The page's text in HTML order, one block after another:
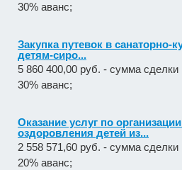
30% аванс;
Закупка путевок в санаторно-
детям-сиро...
5 860 400,00 руб. - сумма сделки
30% аванс;
Оказание услуг по
оздоровления детей из...
2 558 571,60 руб. - сумма сделки
20% аванс;